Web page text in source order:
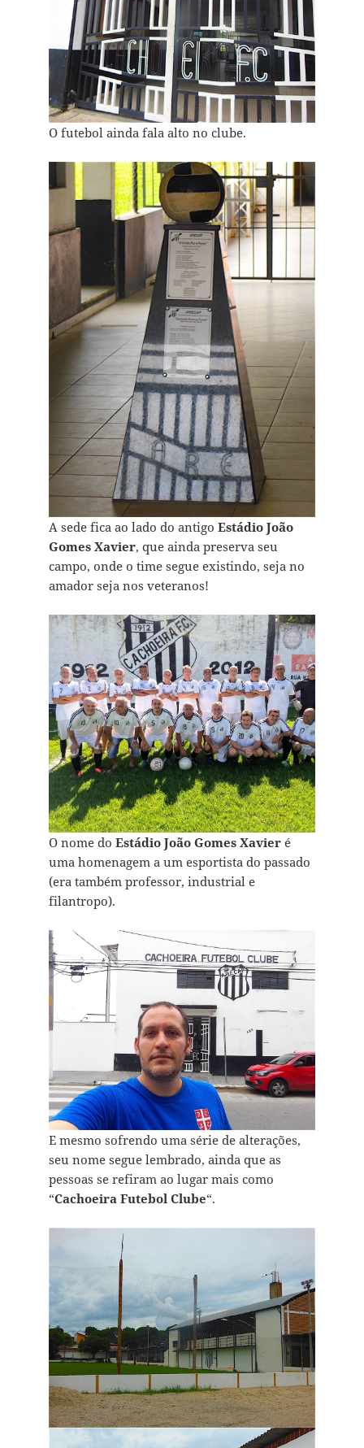
O futebol ainda fala alto no clube.
A sede fica ao lado do antigo Estádio João
Gomes Xavier, que ainda preserva seu
campo, onde o time segue existindo, seja no
amador seja nos veteranos!
O nome do Estádio João Gomes Xavier é
uma homenagem a um esportista do passado
(era também professor, industrial e
filantropo).
E mesmo sofrendo uma série de alterações,
seu nome segue lembrado, ainda que as
pessoas se refiram ao lugar mais como
“Cachoeira Futebol Clube“.